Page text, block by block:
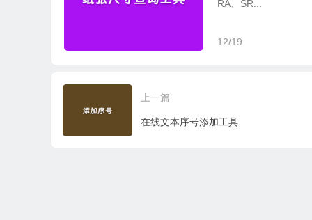
RA、SR...
12/19
上一篇
在线文本序号添加工具